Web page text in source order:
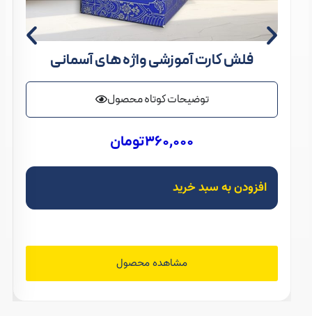
فلش کارت آموزشی واژه های آسمانی
توضیحات کوتاه محصول
360,000تومان
افزودن به سبد خرید
مشاهده محصول